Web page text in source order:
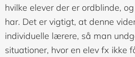
hvilke elever der er ordblinde,
har. Det er vigtigt, at denne
individuelle lærere, så man
situationer, hvor en elev fx ikke